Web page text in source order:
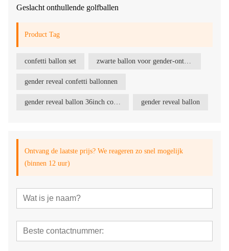
Geslacht onthullende golfballen
Product Tag
confetti ballon set zwarte ballon voor gender-onthulling
gender reveal confetti ballonnen
gender reveal ballon 36inch confetti gender reveal ballon
Ontvang de laatste prijs? We reageren zo snel mogelijk
(binnen 12 uur)